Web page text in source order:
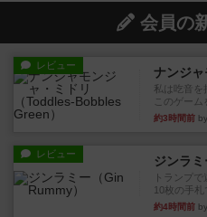
会員の
レビュー ナンジャ
私は吃音を
このゲーム
約3時間前
レビュー ジンラミ
トランプ
10枚の手札
約4時間前